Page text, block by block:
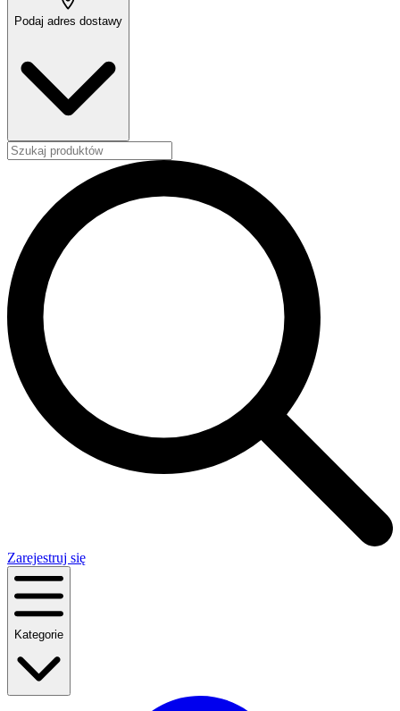
Podaj adres dostawy
Zarejestruj się
Kategorie